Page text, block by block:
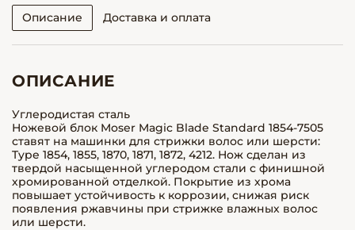
Описание Доставка и оплата
ОПИСАНИЕ
Углеродистая сталь
Ножевой блок Moser Magic Blade Standard 1854-7505
ставят на машинки для стрижки волос или шерсти:
Type 1854, 1855, 1870, 1871, 1872, 4212. Нож сделан из
твердой насыщенной углеродом стали с финишной
хромированной отделкой. Покрытие из хрома
повышает устойчивость к коррозии, снижая риск
появления ржавчины при стрижке влажных волос
или шерсти.